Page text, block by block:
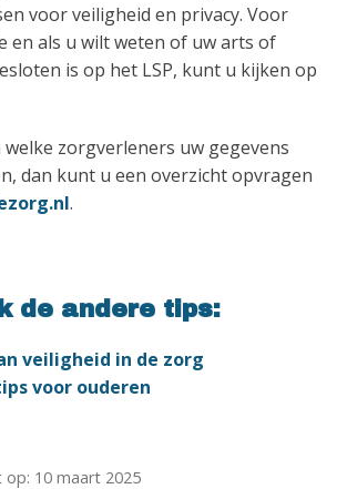
voor veiligheid en privacy. Voor
en als u wilt weten of uw arts of
is op het LSP, kunt u kijken op
zorgverleners uw gegevens
dan kunt u een overzicht opvragen
.
de andere tips:
veiligheid in de zorg
voor ouderen
10 maart 2025